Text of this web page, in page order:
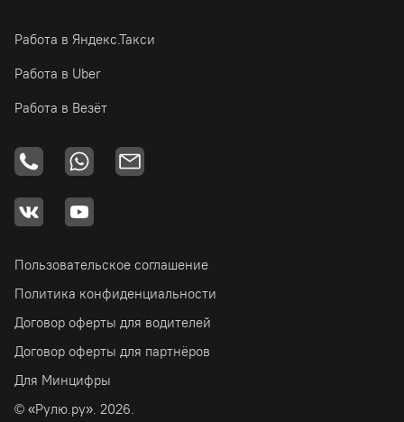
Работа в Яндекс.Такси
Работа в Uber
Работа в Везёт
Пользовательское соглашение
Политика конфиденциальности
Договор оферты для водителей
Договор оферты для партнёров
Для Минцифры
© «Рулю.ру». 2026.